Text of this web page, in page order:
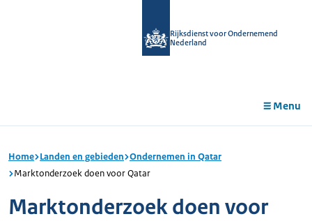
Rijksdienst voor Ondernemend
Nederland
Menu
Home Landen en gebieden Ondernemen in Qatar
Marktonderzoek doen voor Qatar
Marktonderzoek doen voor